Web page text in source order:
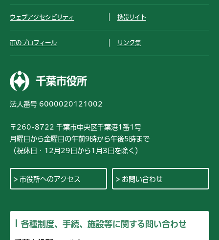
ウェブアクセシビリティ 携帯サイト
市のプロフィール リンク集
千葉市役所
法人番号 6000020121002
〒260-8722 千葉市中央区千葉港1番1号
月曜日から金曜日の午前9時から午後5時まで
（祝休日・12月29日から1月3日を除く）
市役所へのアクセス お問い合わせ
各種制度、手続、施設等に関する問い合わせ